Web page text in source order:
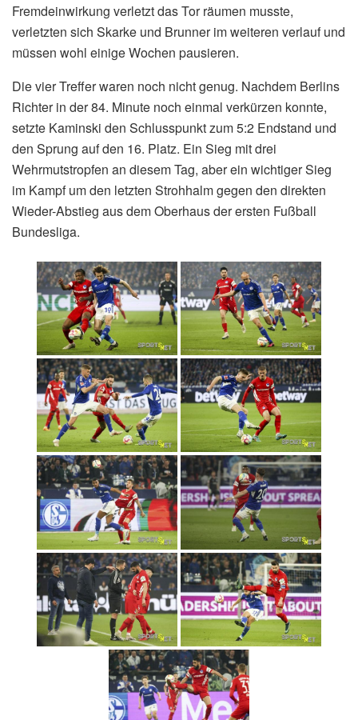
Fremdeinwirkung verletzt das Tor räumen musste,
verletzten sich Skarke und Brunner im weiteren verlauf und
müssen wohl einige Wochen pausieren.
Die vier Treffer waren noch nicht genug. Nachdem Berlins
Richter in der 84. Minute noch einmal verkürzen konnte,
setzte Kaminski den Schlusspunkt zum 5:2 Endstand und
den Sprung auf den 16. Platz. Ein Sieg mit drei
Wehrmutstropfen an diesem Tag, aber ein wichtiger Sieg
im Kampf um den letzten Strohhalm gegen den direkten
Wieder-Abstieg aus dem Oberhaus der ersten Fußball
Bundesliga.